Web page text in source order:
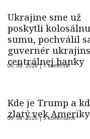
Ukrajine sme už
poskytli kolosálnu
sumu, pochválil
guvernér
centrálnej banky
06. 08. 2026 |1 komentár
Kde je Trump a
zlatý vek
06. 08. 2026 |5 komentárov